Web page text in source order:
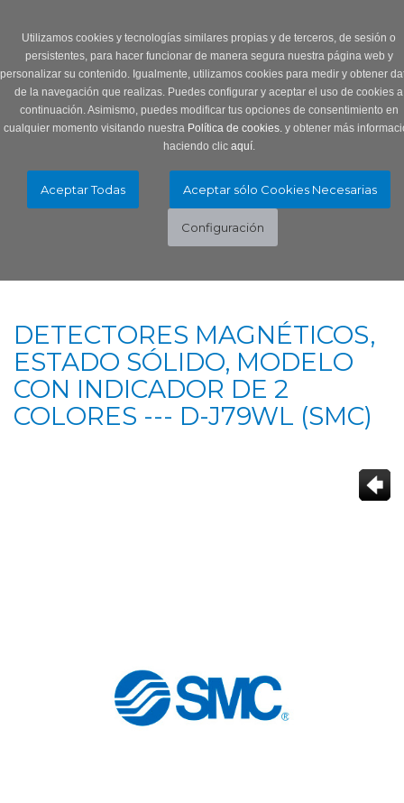
Utilizamos cookies y tecnologías similares propias y de terceros, de sesión o
persistentes, para hacer funcionar de manera segura nuestra página web y
personalizar su contenido. Igualmente, utilizamos cookies para medir y obtener
de la navegación que realizas. Puedes configurar y aceptar el uso de cookies a
continuación. Asimismo, puedes modificar tus opciones de consentimiento en
cualquier momento visitando nuestra Política de cookies.y obtener más
haciendo clic aquí.
DETECTORES MAGNÉTICOS,
ESTADO SÓLIDO, MODELO
CON INDICADOR DE 2
COLORES --- D-J79WL (SMC)